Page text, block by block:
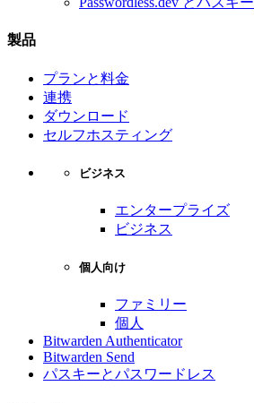
製品
プランと料金
連携
ダウンロード
セルフホスティング
ビジネス
エンタープライズ
ビジネス
個人向け
ファミリー
個人
Bitwarden Authenticator
Bitwarden Send
パスキーとパスワードレス